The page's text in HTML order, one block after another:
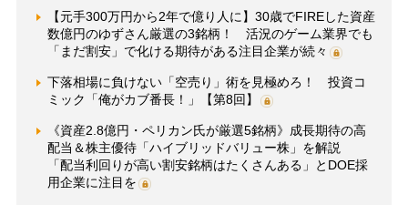
【元手300万円から2年で億り人に】30歳でFIREした資産
数億円のゆずさん厳選の3銘柄！ 活況のゲーム業界でも
「まだ割安」で化ける期待がある注目企業が続々
下落相場に負けない「空売り」術を見極めろ！ 投資コ
ミック「俺がカブ番長！」【第8回】
《資産2.8億円・ペリカン氏が厳選5銘柄》成長期待の高
配当＆株主優待「ハイブリッドバリュー株」を解説
「配当利回りが高い割安銘柄はたくさんある」とDOE採
用企業に注目を